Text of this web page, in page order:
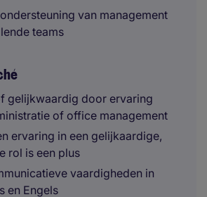
van management
teams
gelijkwaardig door ervaring
of office management
ervaring in een gelijkaardige,
rol is een plus
vaardigheden in
en Engels